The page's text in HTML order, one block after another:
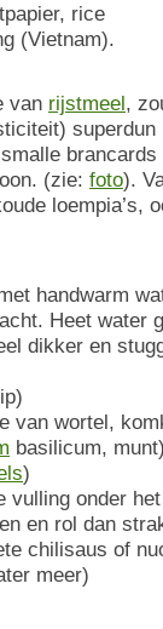
rice
(Vietnam).
van rijstmeel,
superdun
(zie: foto).
loempia’s,
handwarm
Heet water
dikker en
van wortel,
basilicum,
)
onder
en rol dan
chilisaus of
meer)